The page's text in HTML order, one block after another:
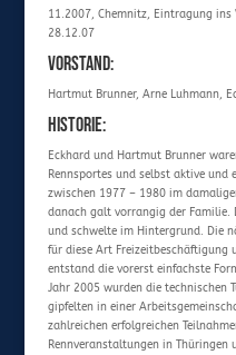
11.2007, Chemnitz, Eintragung
28.12.07
Vorstand:
Hartmut Brunner, Arne Luhmann,
Historie:
Eckhard und Hartmut Brunner
Rennsportes und selbst aktive und
zwischen 1977 – 1980 im
danach galt vorrangig der Familie.
und schwelte im Hintergrund. Die
für diese Art Freizeitbeschäftigung
entstand die vorerst einfachste
Jahr 2005 wurden die technischen
gipfelten in einer
zahlreichen erfolgreichen
Rennveranstaltungen in Thüringen